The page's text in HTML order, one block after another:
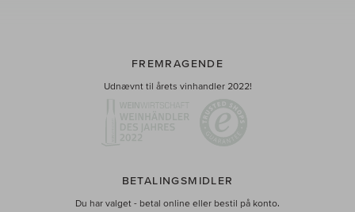
FREMRAGENDE
Udnævnt til årets vinhandler 2022!
BETALINGSMIDLER
Du har valget - betal online eller bestil på konto.